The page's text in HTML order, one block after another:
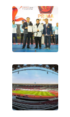
NEWS
SITUNGIR
NEWS
SIDIKALANG
NEWS
SIBARAGAS